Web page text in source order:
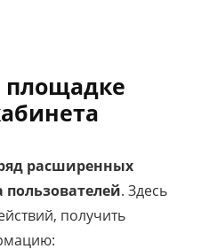
площадке
расширенных
. Здесь
получить